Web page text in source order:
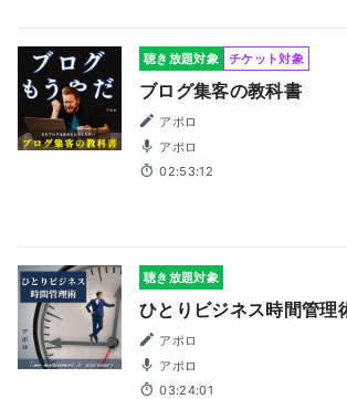
聴き放題対象 チケット対象
ブログ集客の教科書
アポロ
アポロ
02:53:12
聴き放題対象
ひとりビジネス時間管理
アポロ
アポロ
03:24:01